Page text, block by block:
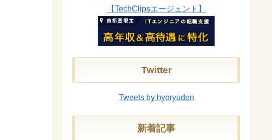
【TechClipsエージェント】
Twitter
Tweets by hyoryuden
新着記事